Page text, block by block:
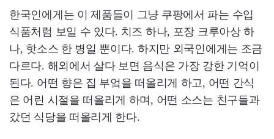
한국인에게는 이 제품들이 그냥 쿠팡에서 파는 수입
식품처럼 보일 수 있다. 치즈 하나, 포장 크루아상 하
나, 핫소스 한 병일 뿐이다. 하지만 외국인에게는 조금
다르다. 해외에서 살다 보면 음식은 가장 강한 기억이
된다. 어떤 향은 집 부엌을 떠올리게 하고, 어떤 간식
은 어린 시절을 떠올리게 하며, 어떤 소스는 친구들과
갔던 식당을 떠올리게 한다.